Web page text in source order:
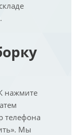
нажмите
телефона
Мы